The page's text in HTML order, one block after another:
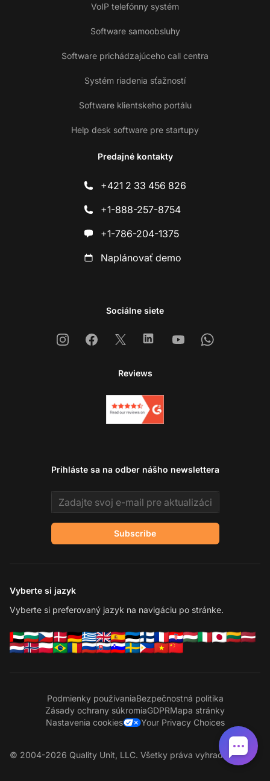
VoIP telefónny systém
Software samoobsluhy
Software prichádzajúceho call centra
Systém riadenia sťažností
Software klientskeho portálu
Help desk software pre startupy
Predajné kontakty
+421 2 33 456 826
+1-888-257-8754
+1-786-204-1375
Naplánovať demo
Sociálne siete
InstagramFacebook
X LinkedinYoutubeWhatsapp
Reviews
Prihláste sa na odber nášho newslettera
Email address
Subscribe
Vyberte si jazyk
Vyberte si preferovaný jazyk na navigáciu po stránke.
Podmienky používaniaBezpečnostná politika
Zásady ochrany súkromiaGDPRMapa stránky
Nastavenia cookies
Your Privacy Choices
© 2004-2026 Quality Unit, LLC. Všetky práva vyhradené.